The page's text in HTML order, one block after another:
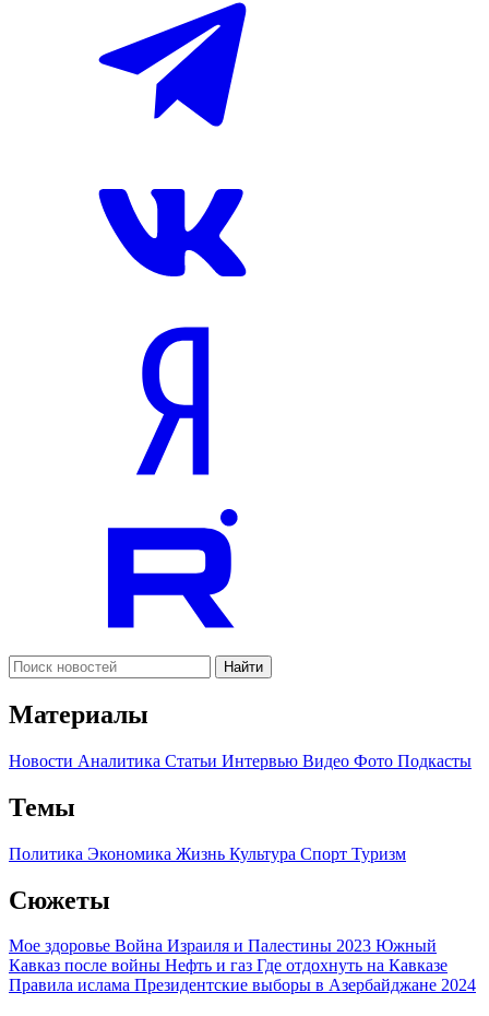
Найти
Материалы
Новости Аналитика Статьи Интервью Видео Фото Подкасты
Темы
Политика Экономика Жизнь Культура Спорт Туризм
Сюжеты
Мое здоровье Война Израиля и Палестины 2023 Южный
Кавказ после войны Нефть и газ Где отдохнуть на Кавказе
Правила ислама Президентские выборы в Азербайджане 2024